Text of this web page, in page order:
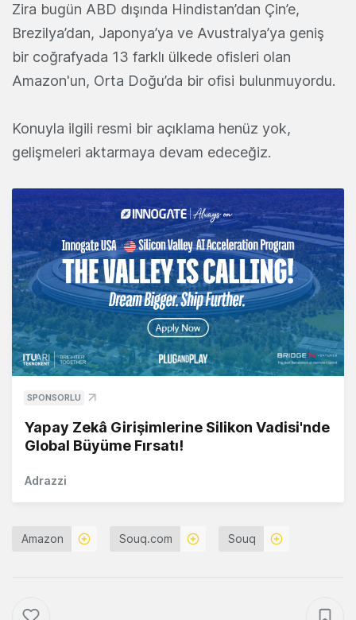
Zira bugün ABD dışında Hindistan’dan Çin’e,
Brezilya’dan, Japonya’ya ve Avustralya’ya geniş
bir coğrafyada 13 farklı ülkede ofisleri olan
Amazon'un, Orta Doğu’da bir ofisi bulunmuyordu.
Konuyla ilgili resmi bir açıklama henüz yok,
gelişmeleri aktarmaya devam edeceğiz.
SPONSORLU
Yapay Zekâ Girişimlerine Silikon Vadisi'nde
Global Büyüme Fırsatı!
Adrazzi
Amazon Souq.com Souq